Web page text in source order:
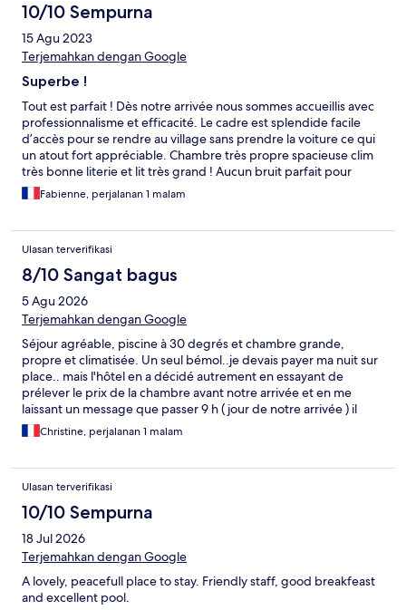
10/10 Sempurna
15 Agu 2023
Terjemahkan dengan Google
Superbe !
Tout est parfait ! Dès notre arrivée nous sommes accueillis avec
professionnalisme et efficacité. Le cadre est splendide facile
d’accès pour se rendre au village sans prendre la voiture ce qui
un atout fort appréciable. Chambre très propre spacieuse clim
très bonne literie et lit très grand ! Aucun bruit parfait pour
passer une belle nuit. Magnifique piscine très propre et bien
équipée en transats avec une belle vue. Petit déjeuner très
plus c’était trop court mais étape au top ☀️ Merci !
Fabienne, perjalanan 1 malam
Ulasan terverifikasi
8/10 Sangat bagus
5 Agu 2026
Terjemahkan dengan Google
Séjour agréable, piscine à 30 degrés et chambre grande,
propre et climatisée. Un seul bémol..je devais payer ma nuit sur
place.. mais l'hôtel en a décidé autrement en essayant de
prélever le prix de la chambre avant notre arrivée et en me
laissant un message que passer 9 h ( jour de notre arrivée ) il
annulait la réservation. Je trouve pas cela très correct et
contraire aux conditions . annoncées..paiement sur place
Christine, perjalanan 1 malam
Ulasan terverifikasi
10/10 Sempurna
18 Jul 2026
Terjemahkan dengan Google
A lovely, peacefull place to stay. Friendly staff, good breakfeast
and excellent pool.